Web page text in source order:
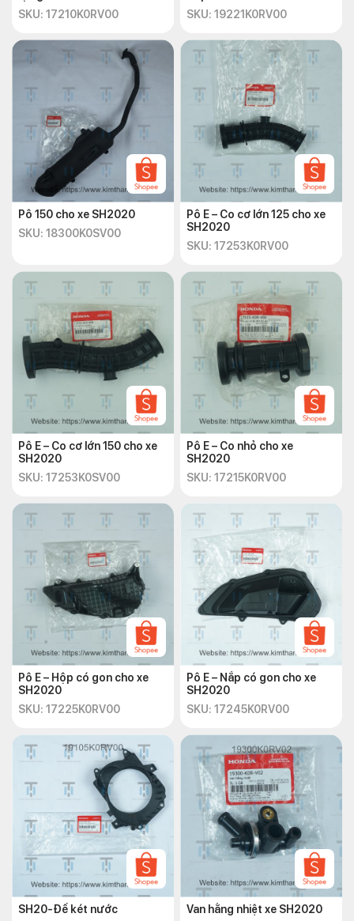
SKU: 17210K0RV00
SKU: 19221K0RV00
Pô 150 cho xe SH2020
SKU: 18300K0SV00
Pô E – Co cơ lớn 125 cho xe
SH2020
SKU: 17253K0RV00
Pô E – Co cơ lớn 150 cho xe
SH2020
SKU: 17253K0SV00
Pô E – Co nhỏ cho xe
SH2020
SKU: 17215K0RV00
Pô E – Hộp có gon cho xe
SH2020
SKU: 17225K0RV00
Pô E – Nắp có gon cho xe
SH2020
SKU: 17245K0RV00
SH20-Đế két nước
Van hằng nhiệt xe SH2020